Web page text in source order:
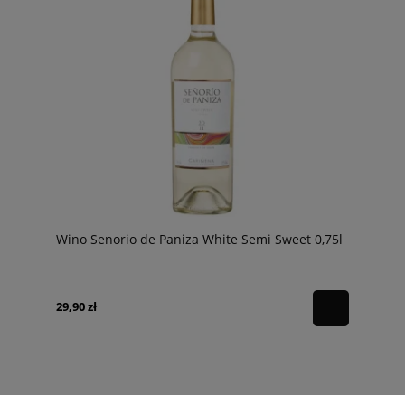
Wino Senorio de Paniza White Semi Sweet 0,75l
29,90 zł